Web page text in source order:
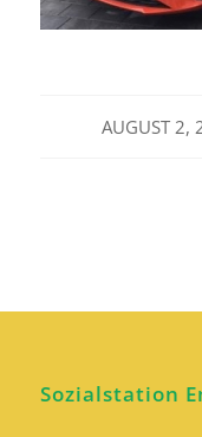
AUGUST 2,
/
Sozialstation